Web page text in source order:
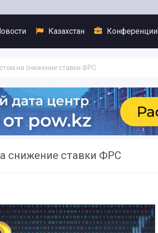
Казахстан Конференции
на снижение ставки ФРС
снижение ставки ФРС